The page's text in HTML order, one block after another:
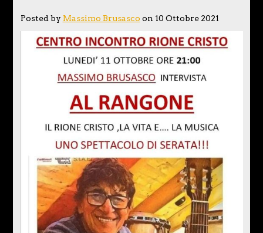
Posted by Massimo Brusasco on 10 Ottobre 2021